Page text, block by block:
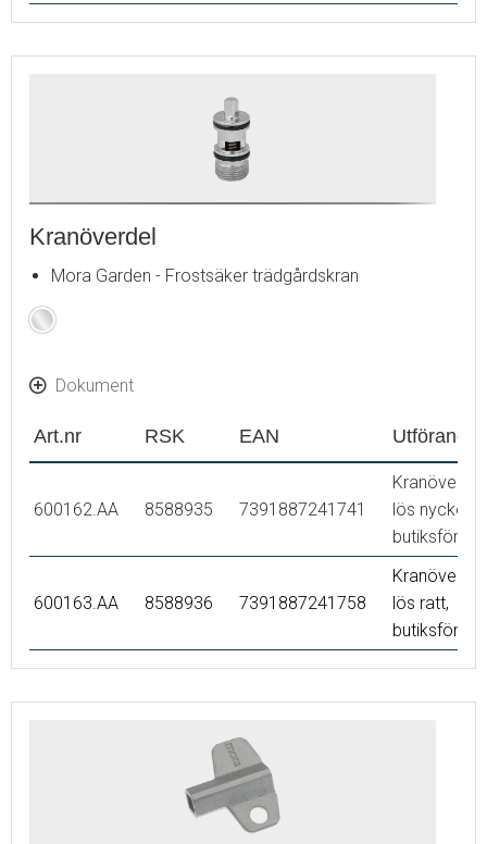
Kranöverdel
Mora Garden - Frostsäker trädgårdskran
Krom
Dokument
Art.nr RSK EAN Utförande
600162.AA 8588935 7391887241741
lös nyckel,
600163.AA 8588936 7391887241758
lös ratt,